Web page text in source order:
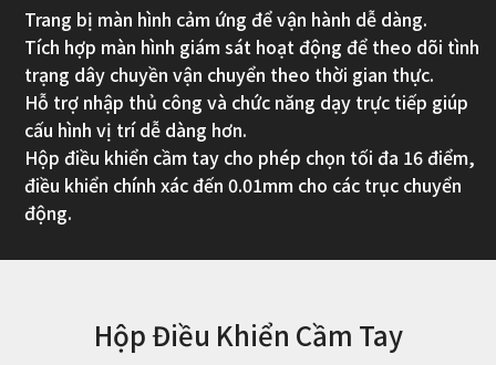
Trang bị màn hình cảm ứng để vận hành dễ dàng.
Tích hợp màn hình giám sát hoạt động để theo dõi tình
trạng dây chuyền vận chuyển theo thời gian thực.
Hỗ trợ nhập thủ công và chức năng dạy trực tiếp giúp
cấu hình vị trí dễ dàng hơn.
Hộp điều khiển cầm tay cho phép chọn tối đa 16 điểm,
điều khiển chính xác đến 0.01mm cho các trục chuyển
động.
Hộp Điều Khiển Cầm Tay